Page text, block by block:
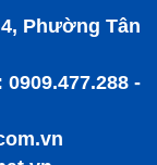
Phường Tân
-